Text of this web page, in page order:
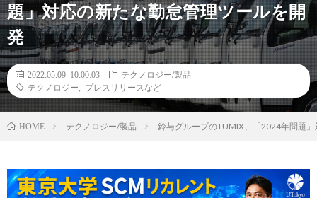
題」対応の新たな勤怠管理ツールを開
発
2022.05.09 10:00:03
テクノロジー/製品
テクノロジー
プレスリリースなど
HOME テクノロジー/製品 鈴与グループのTUMIX、「2024年問題